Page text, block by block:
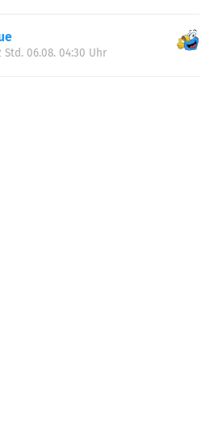
Std. 06.08. 04:30 Uhr